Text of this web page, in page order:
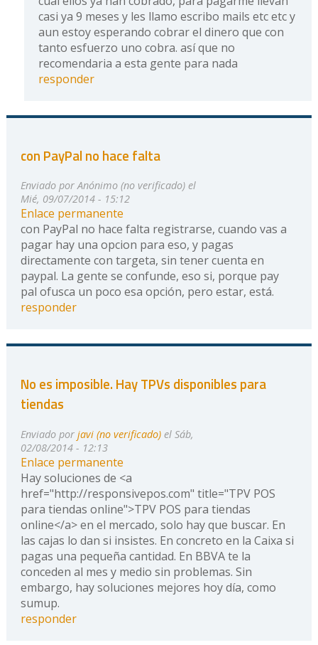
casi ya 9 meses y les llamo escribo mails etc etc y
aun estoy esperando cobrar el dinero que con
tanto esfuerzo uno cobra. así que no
recomendaria a esta gente para nada
responder
con PayPal no hace falta
Enviado porAnónimo (no verificado)el
Mié, 09/07/2014 - 15:12
Enlace permanente
con PayPal no hace falta registrarse, cuando vas a
pagar hay una opcion para eso, y pagas
directamente con targeta, sin tener cuenta en
paypal. La gente se confunde, eso si, porque pay
pal ofusca un poco esa opción, pero estar, está.
responder
No es imposible. Hay TPVs disponibles para
tiendas
Enviado por javi (no verificado)el Sáb,
02/08/2014 - 12:13
Enlace permanente
Hay soluciones de <a
href="http://responsivepos.com" title="TPV POS
para tiendas online">TPV POS para tiendas
online</a> en el mercado, solo hay que buscar. En
las cajas lo dan si insistes. En concreto en la Caixa si
pagas una pequeña cantidad. En BBVA te la
conceden al mes y medio sin problemas. Sin
embargo, hay soluciones mejores hoy día, como
sumup.
responder